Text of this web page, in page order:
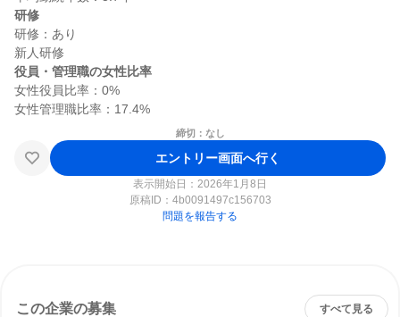
研修
研修：あり
役員・管理職の女性比率
女性役員比率：0%
締切：なし
エントリー画面へ行く
表示開始日：2026年1月8日
原稿ID： 4b0091497c156703
問題を報告する
この企業の募集 すべて見る